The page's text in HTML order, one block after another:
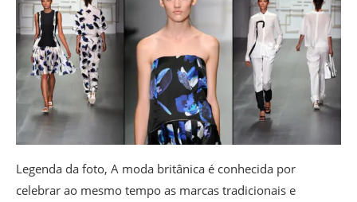
Legenda da foto, A moda britânica é conhecida por
celebrar ao mesmo tempo as marcas tradicionais e